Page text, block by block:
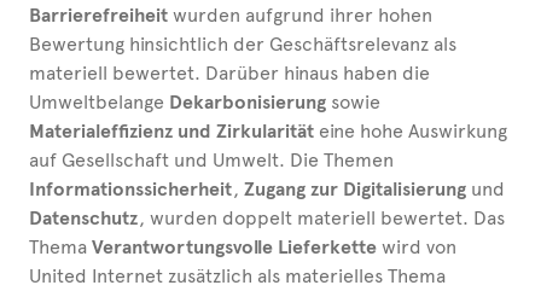
Barrierefreiheit wurden aufgrund ihrer hohen
Bewertung hinsichtlich der Geschäftsrelevanz als
materiell bewertet. Darüber hinaus haben die
Umweltbelange Dekarbonisierung sowie
Materialeffizienz und Zirkularität eine hohe Auswirkung
auf Gesellschaft und Umwelt. Die Themen
Informationssicherheit, Zugang zur Digitalisierung und
Datenschutz, wurden doppelt materiell bewertet. Das
Thema Verantwortungsvolle Lieferkette wird von
United Internet zusätzlich als materielles Thema